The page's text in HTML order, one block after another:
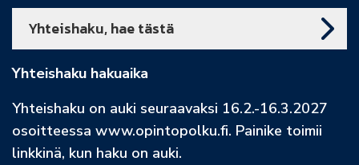
Yhteishaku, hae tästä
Yhteishaku hakuaika
Yhteishaku on auki seuraavaksi 16.2.-16.3.2027
osoitteessa www.opintopolku.fi. Painike toimii
linkkinä, kun haku on auki.